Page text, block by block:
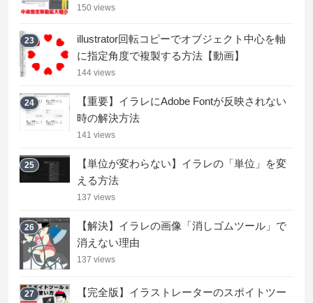
150 views
23
illustrator回転コピーでオブジェクト中心を軸
に指定角度で複製する方法【動画】
144 views
24
【重要】イラレにAdobe Fontが反映されない
時の解決方法
141 views
25
【単位が変わらない】イラレの「単位」を変
える方法
137 views
26
【解決】イラレの画像「消しゴムツール」で
消えない理由
137 views
27
【完全版】イラストレーターのスポイトツー